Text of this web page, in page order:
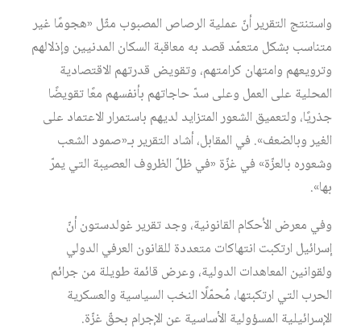
واستنتج التقرير أنّ عملية الرصاص المصبوب مثّل «هجومًا غير
متناسب بشكل متعمّد قصد به معاقبة السكان المدنيين وإذلالهم
وترويعهم وامتهان كرامتهم، وتقويض قدرتهم الاقتصادية
المحلية على العمل وعلى سدّ حاجاتهم بأنفسهم معًا تقويضًا
جذريًا، ولتعميق الشعور المتزايد لديهم باستمرار الاعتماد على
الغير وبالضعف». في المقابل، أشاد التقرير بـ«صمود الشعب
وشعوره بالعزّة» في غزّة «في ظلّ الظروف العصيبة التي يمرّ
بها».
وفي معرض الأحكام القانونية، وجد تقرير غولدستون أنّ
إسرائيل ارتكبت انتهاكات متعددة للقانون العرفي الدولي
ولقوانين المعاهدات الدولية، وعرض قائمة طويلة من جرائم
الحرب التي ارتكبتها، مُحمّلًا النخب السياسية والعسكرية
الإسرائيلية المسؤولية الأساسية عن الإجرام بحقّ غزّة.